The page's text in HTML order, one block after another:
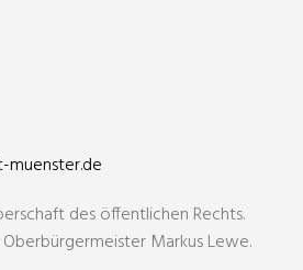
des öffentlichen Rechts.
Markus Lewe.